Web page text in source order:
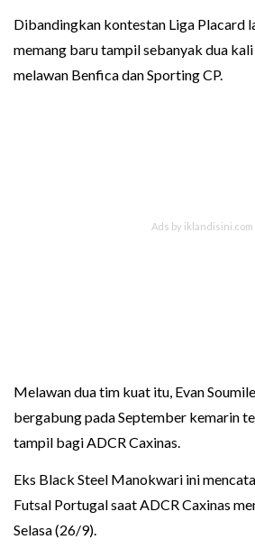
Dibandingkan kontestan Liga Placard
memang baru tampil sebanyak dua
melawan Benfica dan Sporting CP.
Melawan dua tim kuat itu, Evan
bergabung pada September kemarin
tampil bagi ADCR Caxinas.
Eks Black Steel Manokwari ini
Futsal Portugal saat ADCR Caxinas
Selasa (26/9).